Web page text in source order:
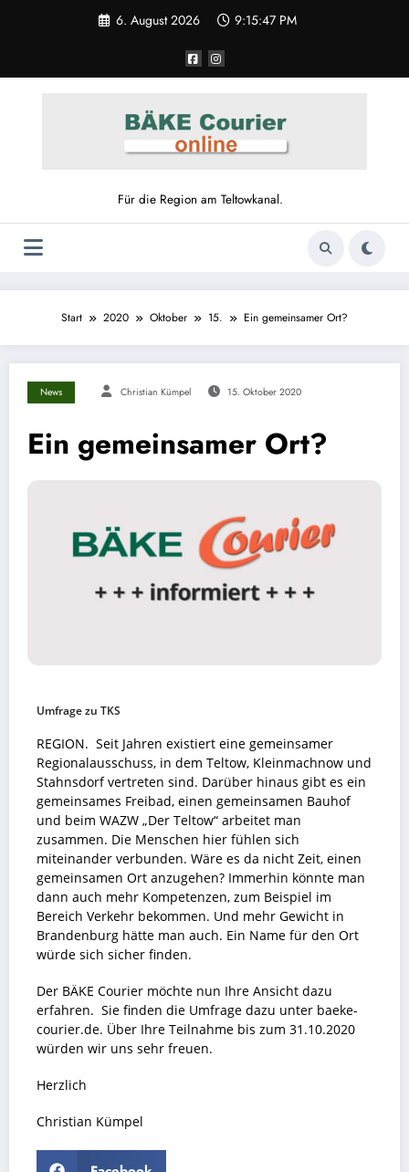
6. August 2026 9:15:47 PM
Für die Region am Teltowkanal.
Start 2020 Oktober 15. Ein gemeinsamer Ort?
News Christian Kümpel 15. Oktober 2020
Ein gemeinsamer Ort?
Umfrage zu TKS
REGION. Seit Jahren existiert eine gemeinsamer
Regionalausschuss, in dem Teltow, Kleinmachnow und
Stahnsdorf vertreten sind. Darüber hinaus gibt es ein
gemeinsames Freibad, einen gemeinsamen Bauhof
und beim WAZW „Der Teltow“ arbeitet man
zusammen. Die Menschen hier fühlen sich
miteinander verbunden. Wäre es da nicht Zeit, einen
gemeinsamen Ort anzugehen? Immerhin könnte man
dann auch mehr Kompetenzen, zum Beispiel im
Bereich Verkehr bekommen. Und mehr Gewicht in
Brandenburg hätte man auch. Ein Name für den Ort
würde sich sicher finden.
Der BÄKE Courier möchte nun Ihre Ansicht dazu
erfahren. Sie finden die Umfrage dazu unter baeke-
courier.de. Über Ihre Teilnahme bis zum 31.10.2020
würden wir uns sehr freuen.
Herzlich
Christian Kümpel